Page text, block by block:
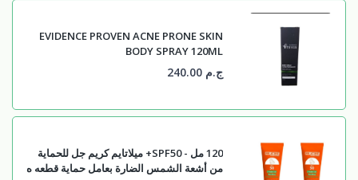
EVIDENCE PROVEN ACNE PRONE SKIN
BODY SPRAY 120ML
ج.م 240.00
120 مل - SPF50+ ميلاتايم كريم جل للحماية
من أشعة الشمس الضارة بعامل حماية قطعه ه